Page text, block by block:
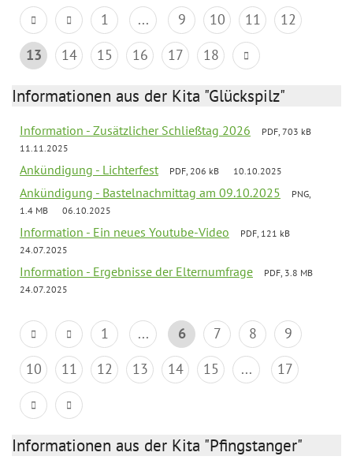
1 ... 9 10 11
12
13
14 15 16 17 18
Informationen aus der Kita "Glückspilz"
Information - Zusätzlicher Schließtag 2026
PDF, 703 kB
11.11.2025
Ankündigung - Lichterfest PDF, 206 kB 10.10.2025
Ankündigung - Bastelnachmittag am 09.10.2025
PNG,
1.4 MB
06.10.2025
Information - Ein neues Youtube-Video
PDF, 121 kB
24.07.2025
Information - Ergebnisse der Elternumfrage
PDF, 3.8 MB
24.07.2025
1 ... 6 7 8
9
10
11 12 13 14 15 ... 17
Informationen aus der Kita "Pfingstanger"